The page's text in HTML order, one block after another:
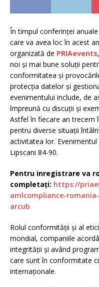
În timpul conferinței
care va avea loc în acest
organizată de PRIAevents
noi și mai bune soluții
conformitatea și
protecția datelor și
evenimentului include, de
împreună cu discuții și
Astfel în fiecare an trecem
pentru diverse situații
activitatea lor. Evenimentul
Lipscani 84-90.
Pentru inregistrare va
completați: https://
amlcompliance-
arcub
Rolul conformității și al
mondial, companiile
integrității și având
care sunt în conformitate
internaționale.